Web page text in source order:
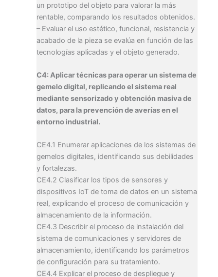
un prototipo del objeto para valorar la más
rentable, comparando los resultados obtenidos.
– Evaluar el uso estético, funcional, resistencia y
acabado de la pieza se evalúa en función de las
tecnologías aplicadas y el objeto generado.
C4: Aplicar técnicas para operar un sistema de
gemelo digital, replicando el sistema real
mediante sensorizado y obtención masiva de
datos, para la prevención de averías en el
entorno industrial.
CE4.1 Enumerar aplicaciones de los sistemas de
gemelos digitales, identificando sus debilidades
y fortalezas.
CE4.2 Clasificar los tipos de sensores y
dispositivos IoT de toma de datos en un sistema
real, explicando el proceso de comunicación y
almacenamiento de la información.
CE4.3 Describir el proceso de instalación del
sistema de comunicaciones y servidores de
almacenamiento, identificando los parámetros
de configuración para su tratamiento.
CE4.4 Explicar el proceso de despliegue y